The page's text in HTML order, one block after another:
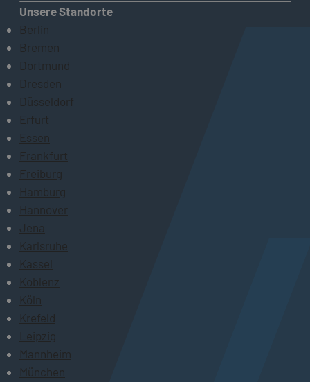
Unsere Standorte
Berlin
Bremen
Dortmund
Dresden
Düsseldorf
Erfurt
Essen
Frankfurt
Freiburg
Hamburg
Hannover
Jena
Karlsruhe
Kassel
Koblenz
Köln
Krefeld
Leipzig
Mannheim
München